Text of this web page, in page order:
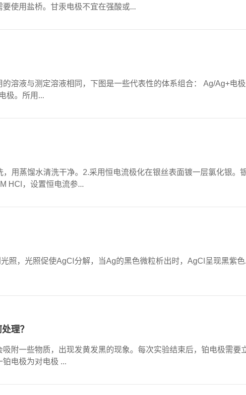
使用盐桥。甘汞电极不宜在强酸或...
溶液与测定溶液相同，下图是一些代表性的体系组合： Ag/Ag+电
极。所用...
用蒸馏水清洗干净。2.采用恒电流极化在银丝表面镀一层氯化银。
HCl，设置恒电流参...
照，光照促使AgCl分解，当Ag的黑色微粒析出时，AgCl呈现黑紫色
理？
附一些物质，出现发黄发黑的现象。每次实验结束后，铂电极需要
电极为对电极 ...